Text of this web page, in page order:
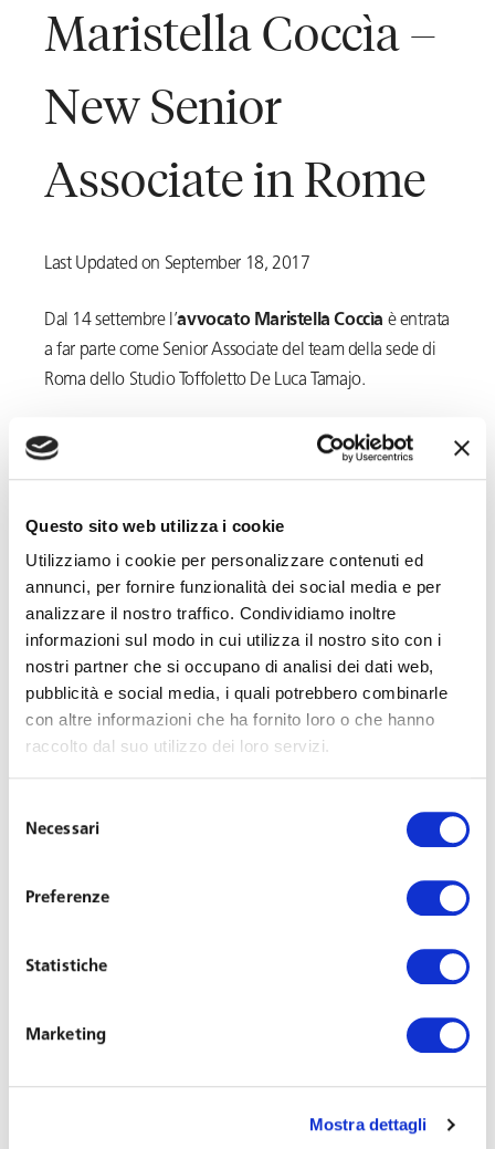
Questo sito web utilizza i cookie
Utilizziamo i cookie per personalizzare contenuti ed
annunci, per fornire funzionalità dei social media e per
analizzare il nostro traffico. Condividiamo inoltre
informazioni sul modo in cui utilizza il nostro sito con i
nostri partner che si occupano di analisi dei dati web,
pubblicità e social media, i quali potrebbero combinarle
con altre informazioni che ha fornito loro o che hanno
raccolto dal suo utilizzo dei loro servizi.
delNecessari
Preferenze
Statistiche
Marketing
Mostra dettagli
Maristella Coccìa –
New Senior
Associate in Rome
Last Updated on September 18, 2017
Dal 14 settembre l’avvocato Maristella Coccìa è entrata
a far parte come Senior Associate del team della sede di
Roma dello Studio Toffoletto De Luca Tamajo.
L’avvocato Coccìa vanta una lunga esperienza nel settore
giuslavoristico sia come professionista sia per aver
2003: all’interno della Direzione Affari Legali ed
Istituzionali, quale Responsabile del Contenzioso e della
Consulenza di diritto del lavoro, nella Direzione delle
relazioni sindacali ed industriali, quale Responsabile delle
relazioni sindacali del personale di terra, nella Direzione
risorse umane, quale Responsabile di gestione del
personale e sviluppo organizzativo ed infine come
Con l’ingresso dell’avvocato Coccìa lo studio intende
altresì potenziare l’assistenza alle imprese che operano
supporto necessario nella gestione e nella soluzione delle
l’impostazione e la definizione delle questioni
«Siamo molto contenti che l’avvocato Maristella Coccìa
abbia deciso di condividere i valori e l’organizzazione del
’avvocato Franco